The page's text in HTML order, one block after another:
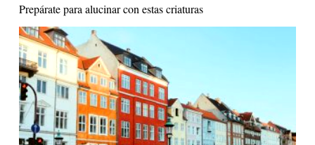
Prepárate para alucinar con estas criaturas